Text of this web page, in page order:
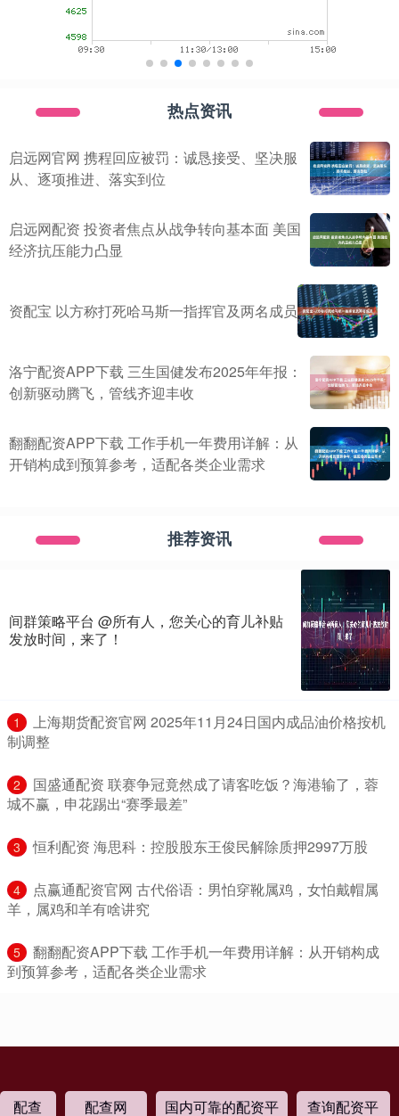
热点资讯
启远网官网 携程回应被罚：诚恳接受、坚决服
从、逐项推进、落实到位
启远网配资 投资者焦点从战争转向基本面 美国
经济抗压能力凸显
资配宝 以方称打死哈马斯一指挥官及两名成员
洛宁配资APP下载 三生国健发布2025年年报：
创新驱动腾飞，管线齐迎丰收
翻翻配资APP下载 工作手机一年费用详解：从
开销构成到预算参考，适配各类企业需求
推荐资讯
间群策略平台 @所有人，您关心的育儿补贴
发放时间，来了！
1
​上海期货配资官网 2025年11月24日国内成品油价格按机
制调整
2
​国盛通配资 联赛争冠竟然成了请客吃饭？海港输了，蓉
城不赢，申花踢出“赛季最差”
3 ​恒利配资 海思科：控股股东王俊民解除质押2997万股
4
​点赢通配资官网 古代俗语：男怕穿靴属鸡，女怕戴帽属
羊，属鸡和羊有啥讲究
5
​翻翻配资APP下载 工作手机一年费用详解：从开销构成
到预算参考，适配各类企业需求
配查 配查网 国内可靠的配资平 查询配资平